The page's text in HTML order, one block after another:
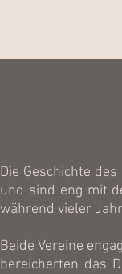
Die Geschichte
und sind eng mit
während vieler
Beide Vereine
bereicherten das